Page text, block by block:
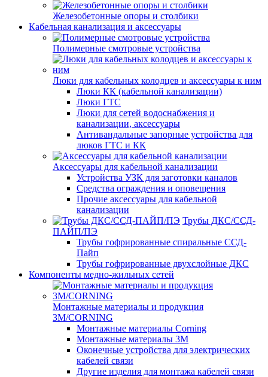
Железобетонные опоры и столбики
Кабельная канализация и аксессуары
Полимерные смотровые устройства
Люки для кабельных колодцев и аксессуары к ним
Люки КК (кабельной канализации)
Люки ГТС
Люки для сетей водоснабжения и
канализации, аксессуары
Антивандальные запорные устройства для
люков ГТС и КК
Аксессуары для кабельной канализации
Устройства УЗК для заготовки каналов
Средства ограждения и оповещения
Прочие аксессуары для кабельной
канализации
Трубы ДКС/ССД-
ПАЙП/ПЭ
Трубы гофрированные спиральные ССД-
Пайп
Трубы гофрированные двухслойные ДКС
Компоненты медно-жильных сетей
Монтажные материалы и продукция
3M/CORNING
Монтажные материалы Corning
Монтажные материалы 3M
Оконечные устройства для электрических
кабелей связи
Другие изделия для монтажа кабелей связи